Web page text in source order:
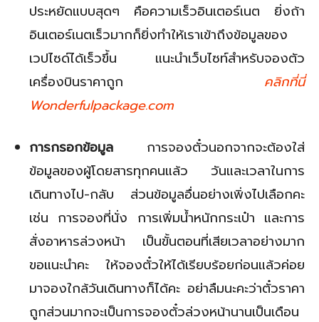
ประหยัดแบบสุดๆ คือความเร็วอินเตอร์เนต ยิ่งถ้า
อินเตอร์เนตเร็วมากก็ยิ่งทำให้เราเข้าถึงข้อมูลของ
เวปไซด์ได้เร็วขึ้น แนะนำเว็บไซท์สำหรับจองตัว
เครื่องบินราคาถูก คลิกที่นี่
Wonderfulpackage.com
การกรอกข้อมูล การจองตั๋วนอกจากจะต้องใส่
ข้อมูลของผู้โดยสารทุกคนแล้ว วันและเวลาในการ
เดินทางไป-กลับ ส่วนข้อมูลอื่นอย่างเพิ่งไปเลือกคะ
เช่น การจองที่นั่ง การเพิ่มน้ำหนักกระเป๋า และการ
สั่งอาหารล่วงหน้า เป็นขั้นตอนที่เสียเวลาอย่างมาก
ขอแนะนำคะ ให้จองตั๋วให้ได้เรียบร้อยก่อนแล้วค่อย
มาจองใกล้วันเดินทางก็ได้คะ อย่าลืมนะคะว่าตั๋วราคา
ถูกส่วนมากจะเป็นการจองตั๋วล่วงหน้านานเป็นเดือน